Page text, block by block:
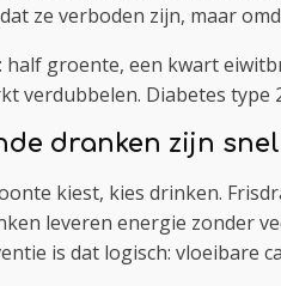
ze verboden zijn, maar
half groente, een kwart
verdubbelen. Diabetes
dranken zijn
kiest, kies drinken.
leveren energie zonder
is dat logisch: vloeibare